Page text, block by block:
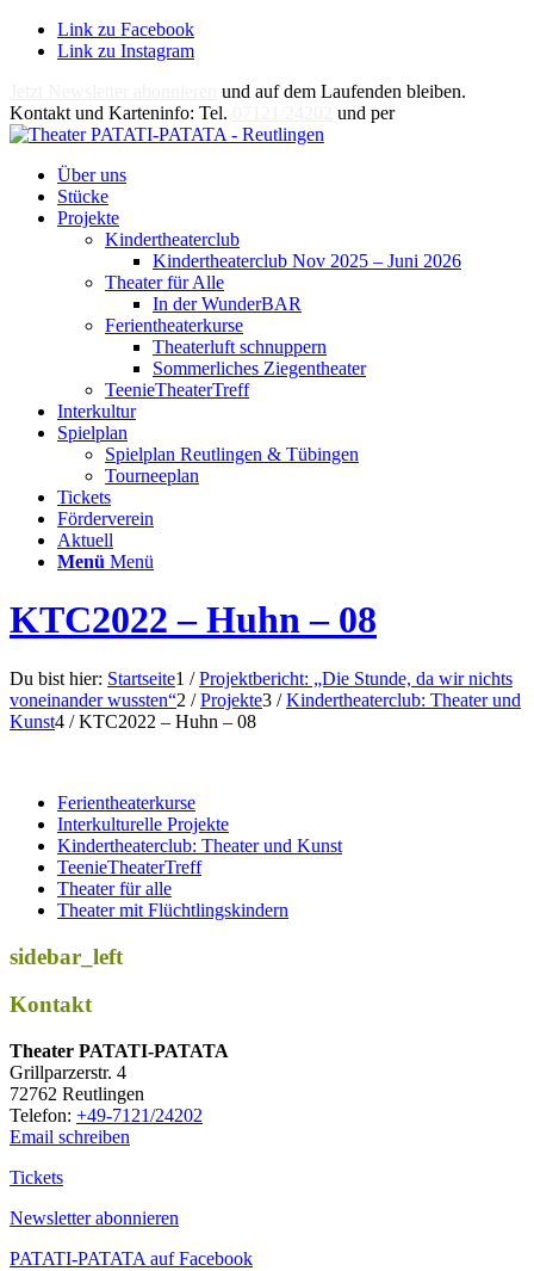
Link zu Facebook
Link zu Instagram
und auf dem Laufenden bleiben.
Kontakt und Karteninfo: Tel.
und per
Über uns
Stücke
Projekte
Kindertheaterclub
Kindertheaterclub Nov 2025 – Juni 2026
Theater für Alle
In der WunderBAR
Ferientheaterkurse
Theaterluft schnuppern
Sommerliches Ziegentheater
TeenieTheaterTreff
Interkultur
Spielplan
Spielplan Reutlingen & Tübingen
Tourneeplan
Tickets
Förderverein
Aktuell
Menü Menü
KTC2022 – Huhn – 08
Du bist hier: Startseite1 / Projektbericht: „Die Stunde, da wir nichts
voneinander wussten“2 / Projekte3 / Kindertheaterclub: Theater und
Kunst4 / KTC2022 – Huhn – 08
Ferientheaterkurse
Interkulturelle Projekte
Kindertheaterclub: Theater und Kunst
TeenieTheaterTreff
Theater für alle
Theater mit Flüchtlingskindern
sidebar_left
Kontakt
Thea­ter PATATI-PATATA
Grill­par­zer­str. 4
72762 Reutlingen
Tele­fon: +49-7121/24202
Email schreiben
Tickets
Newsletter abonnieren
PATATI-PATATA auf Facebook